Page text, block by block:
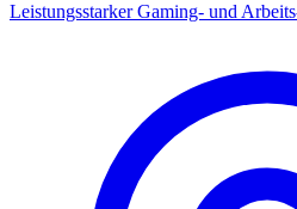
Leistungsstarker Gaming- und